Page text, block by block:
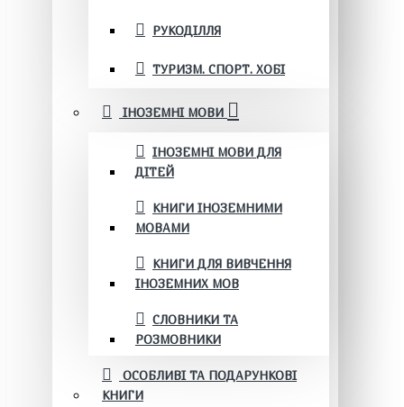
РУКОДІЛЛЯ
ТУРИЗМ. СПОРТ. ХОБІ
ІНОЗЕМНІ МОВИ
ІНОЗЕМНІ МОВИ ДЛЯ
ДІТЕЙ
КНИГИ ІНОЗЕМНИМИ
МОВАМИ
КНИГИ ДЛЯ ВИВЧЕННЯ
ІНОЗЕМНИХ МОВ
СЛОВНИКИ ТА
РОЗМОВНИКИ
ОСОБЛИВІ ТА ПОДАРУНКОВІ
КНИГИ